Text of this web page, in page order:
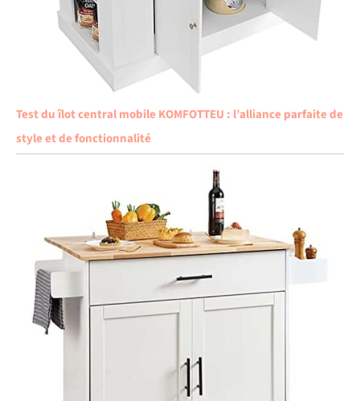
Test du îlot central mobile KOMFOTTEU : l’alliance parfaite de
style et de fonctionnalité